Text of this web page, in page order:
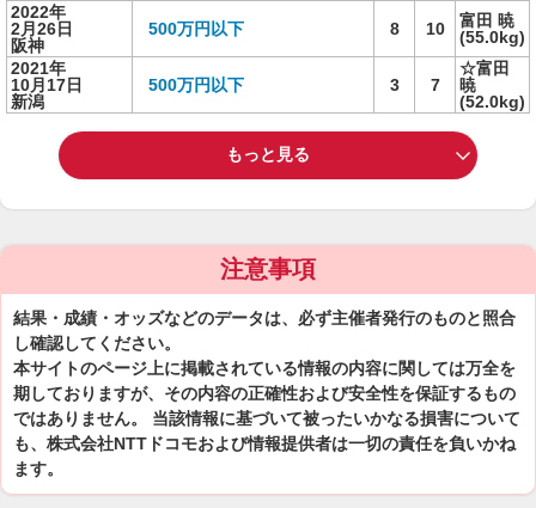
2022年
2月26日
阪神
500万円以下 8 10
富田 暁
(55.0kg)
2021年
10月17日
新潟
500万円以下 3 7
☆富田
暁
(52.0kg)
もっと見る
注意事項
結果・成績・オッズなどのデータは、必ず主催者発行のものと照合
し確認してください。
本サイトのページ上に掲載されている情報の内容に関しては万全を
期しておりますが、その内容の正確性および安全性を保証するもの
ではありません。 当該情報に基づいて被ったいかなる損害について
も、株式会社NTTドコモおよび情報提供者は一切の責任を負いかね
ます。